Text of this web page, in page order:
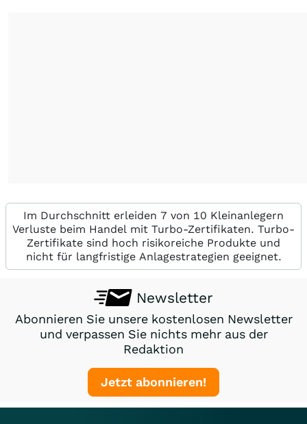
Im Durchschnitt erleiden 7 von 10 Kleinanlegern
Verluste beim Handel mit Turbo-Zertifikaten. Turbo-
Zertifikate sind hoch risikoreiche Produkte und
nicht für langfristige Anlagestrategien geeignet.
Newsletter
Abonnieren Sie unsere kostenlosen Newsletter
und verpassen Sie nichts mehr aus der
Redaktion
Jetzt abonnieren!